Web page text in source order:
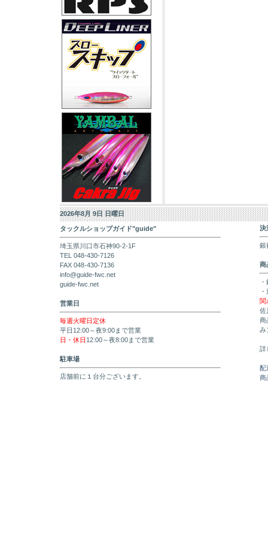
2026年8月 9日 日曜日
タックルショップガイド"guide"
埼玉県川口市石神90-2-1F
TEL 048-430-7126
FAX 048-430-7136
info@guide-fwc.net
guide-fwc.net
営業日
毎週火曜日定休
平日12:00～夜9:00まで営業
日・休日 12:00～夜8:00まで営業
駐車場
店舗前に１台分ございます。
決
銀
商
関
佐
商
み
詳
配
商